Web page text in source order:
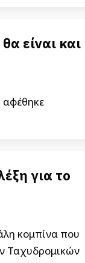
είναι και
αφέθηκε
για το
κομπίνα που
Ταχυδρομικών